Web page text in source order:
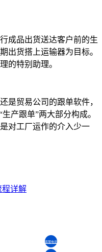
成品出货送达客户前的生
出货搭上运输器为目标。
的特别助理。
是贸易公司的跟单软件，
产跟单”两大部分构成。
对工厂运作的介入少一
程详解
客服电话